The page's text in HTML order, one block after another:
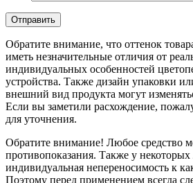
Обратите внимание, что оттенок
иметь незначительные отличия от
индивидуальных особенностей
устройства. Также дизайн упаковки
внешний вид продукта могут
Если вы заметили расхождение,
для уточнения.
Обратите внимание! Любое средство
противопоказания. Также у некоторых
индивидуальная непереносимость к
Поэтому перед применением всегда